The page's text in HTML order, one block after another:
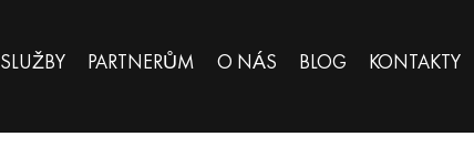
SLUŽBY PARTNERŮM O NÁS BLOG KONTAKTY